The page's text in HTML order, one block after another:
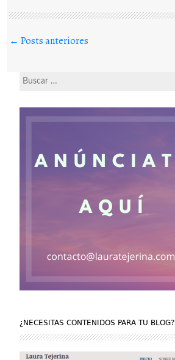
Buscar en los posts
← Posts anteriores
Buscar...
¿NECESITAS CONTENIDOS PARA TU BLOG?